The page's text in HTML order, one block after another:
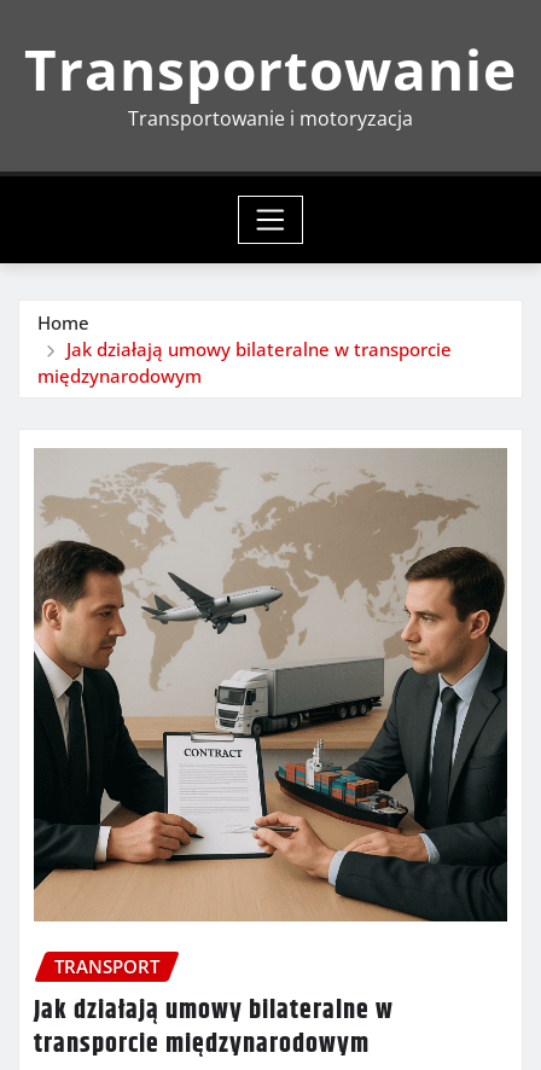
Transportowanie
Transportowanie i motoryzacja
Home
Jak działają umowy bilateralne w transporcie
międzynarodowym
TRANSPORT
Jak działają umowy bilateralne w
transporcie międzynarodowym